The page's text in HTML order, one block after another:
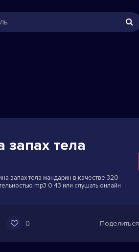
запах тела
запах тела мандарин в качестве 320
mp3 0:43 или слушать онлайн
0 Поделиться